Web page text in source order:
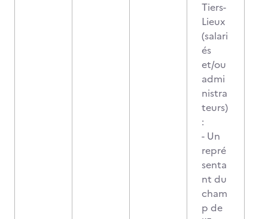
Tiers-
Lieux
(salari
és
et/ou
admi
nistra
teurs)
:
- Un
repré
senta
nt du
cham
p de